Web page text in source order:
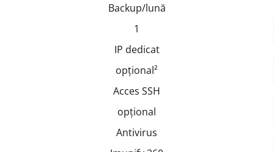
Backup/lună
1
IP dedicat
opțional²
Acces SSH
opțional
Antivirus